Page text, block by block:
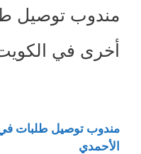
مندوب توصيل
أخرى في
مندوب توصيل طلبات
الأحمدي